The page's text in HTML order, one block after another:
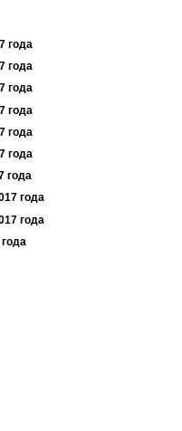
года
года
года
года
года
года
года
года
года